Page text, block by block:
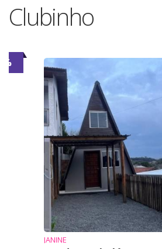
Clubinho
JANINE